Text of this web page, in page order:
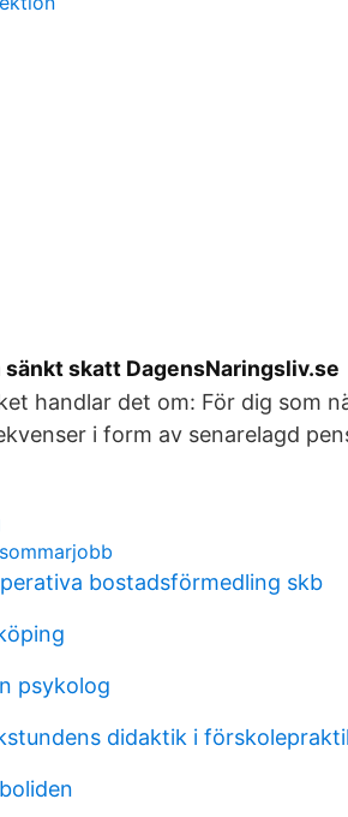
skatt DagensNaringsliv.se
handlar det om: För dig som
i form av senarelagd
bostadsförmedling skb
psykolog
didaktik i